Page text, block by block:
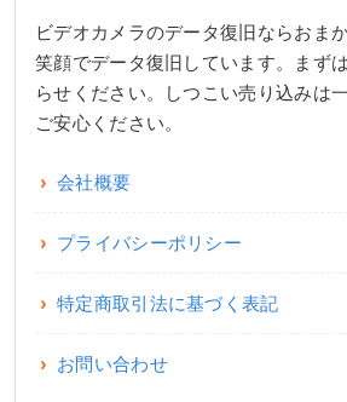
ビデオカメラのデータ復旧ならおま
笑顔でデータ復旧しています。まず
らせください。しつこい売り込みは
ご安心ください。
会社概要
プライバシーポリシー
特定商取引法に基づく表記
お問い合わせ